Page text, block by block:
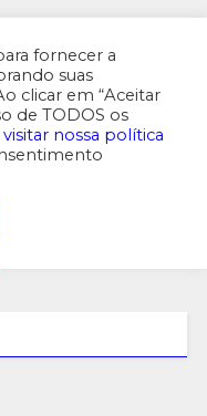
fornecer a
suas
clicar em “Aceitar
de TODOS os
visitar nossa política